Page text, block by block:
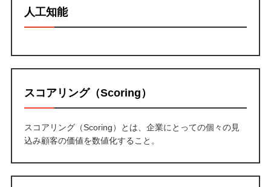
人工知能
スコアリング（Scoring）
スコアリング（Scoring）とは、企業にとっての個々の見
込み顧客の価値を数値化すること。